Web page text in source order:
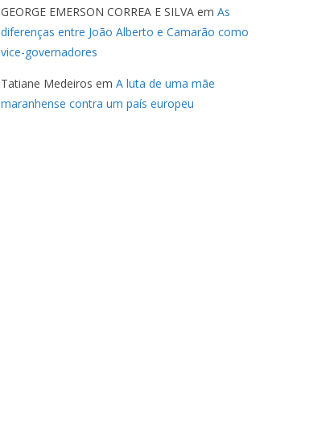
GEORGE EMERSON CORREA E SILVA em As
diferenças entre João Alberto e Camarão como
vice-governadores
Tatiane Medeiros em A luta de uma mãe
maranhense contra um país europeu